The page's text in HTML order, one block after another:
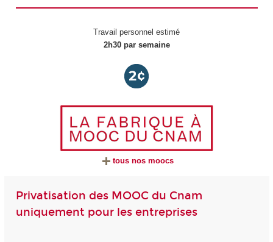
Travail personnel estimé
2h30 par semaine
tous nos moocs
Privatisation des MOOC du Cnam
uniquement pour les entreprises